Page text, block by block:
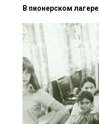
В пионерском лагере